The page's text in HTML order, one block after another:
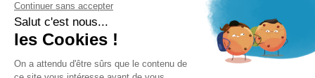
ACTUALITÉS
Mentions légales